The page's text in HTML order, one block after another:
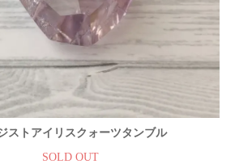
ストアイリスクォーツタンブル
SOLD OUT